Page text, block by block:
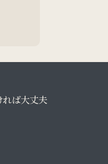
れば大丈夫